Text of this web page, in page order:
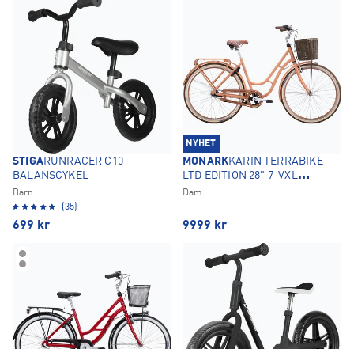
STIGARUNRACER C10
BALANSCYKEL
Barn
(35)
699 kr
NYHET
MONARKKARIN TERRABIKE
LTD EDITION 28" 7-VXL
DAMCYKEL
Dam
9999 kr